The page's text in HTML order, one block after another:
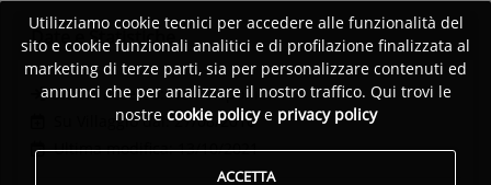
Date eStatistiche
Ultimo accesso:Non disponibile
Su Villaggio dal: 27/08/2016
Ultima modifica: 13/10/2021
Utilizziamo cookie tecnici per accedere alle funzionalità del
sito e cookie funzionali analitici e di profilazione finalizzata al
marketing di terze parti, sia per personalizzare contenuti ed
annunci che per analizzare il nostro traffico. Qui trovi le
nostre cookie policye privacy policy
ACCETTA